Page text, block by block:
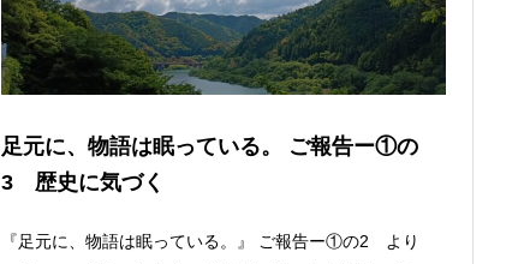
足元に、物語は眠っている。 ご報告ー①の
3 歴史に気づく
『足元に、物語は眠っている。』 ご報告ー①の2 より